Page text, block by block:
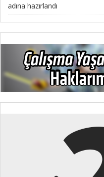
adına hazırlandı